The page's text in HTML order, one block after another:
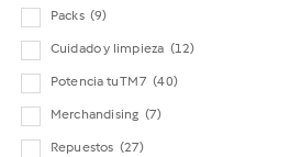
Packs (9)
Cuidado y limpieza (12)
Potencia tu TM7 (40)
Merchandising (7)
Repuestos (27)